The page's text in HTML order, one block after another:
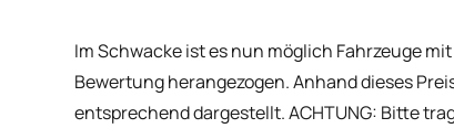
Im Schwacke ist es nun möglich Fahrzeuge
Bewertung herangezogen. Anhand dieses
entsprechend dargestellt. ACHTUNG: Bitte